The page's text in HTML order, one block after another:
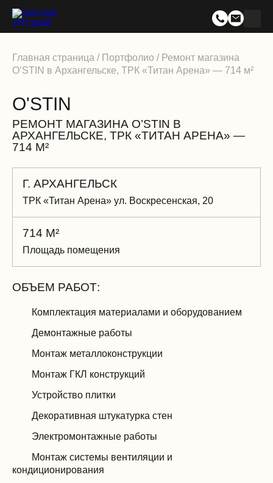
Главная страница / Портфолио / Ремонт магазина
O’STIN в Архангельске, ТРК «Титан Арена» — 714 м²
O'STIN
РЕМОНТ МАГАЗИНА O’STIN В
АРХАНГЕЛЬСКЕ, ТРК «ТИТАН АРЕНА» —
714 М²
714 М²
Площадь помещения
Г. АРХАНГЕЛЬСК
ТРК «Титан Арена» ул. Воскресенская, 20
ОБЪЕМ РАБОТ:
Комплектация материалами и оборудованием
Демонтажные работы
Монтаж металлоконструкции
Монтаж ГКЛ конструкций
Устройство плитки
Декоративная штукатурка стен
Электромонтажные работы
Монтаж системы вентиляции и
кондиционирования